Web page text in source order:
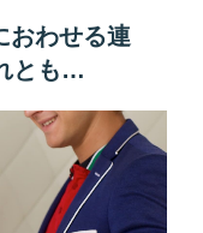
おわせる連
とも…